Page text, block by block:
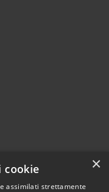
×
cookie
assimilati strettamente